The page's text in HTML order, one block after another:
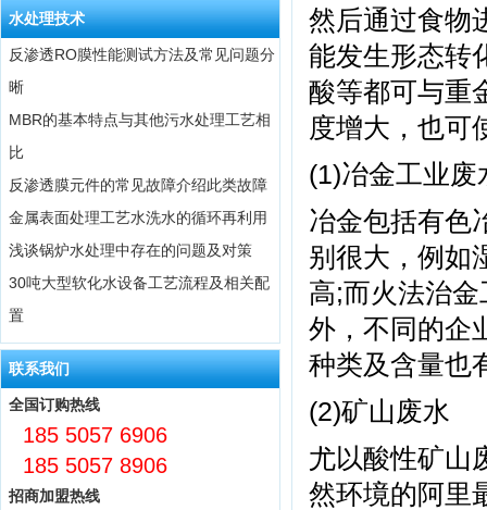
然后通过食物
能发生形态转
酸等都可与重
度增大，也可
(1)冶金工业废
冶金包括有色
别很大，例如
高;而火法治
外，不同的企
种类及含量也
(2)矿山废水
尤以酸性矿山
然环境的阿里
水处理技术
反渗透RO膜性能测试方法及常见问题分
晰
MBR的基本特点与其他污水处理工艺相
比
反渗透膜元件的常见故障介绍此类故障
金属表面处理工艺水洗水的循环再利用
浅谈锅炉水处理中存在的问题及对策
30吨大型软化水设备工艺流程及相关配
置
联系我们
全国订购热线
185 5057 6906
185 5057 8906
招商加盟热线